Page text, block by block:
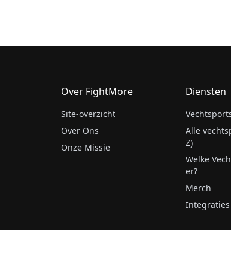
Over FightMore
Site-overzicht
Over Ons
Onze Missie
Diensten
Alle
Z)
Welke
er?
Merch
Integraties